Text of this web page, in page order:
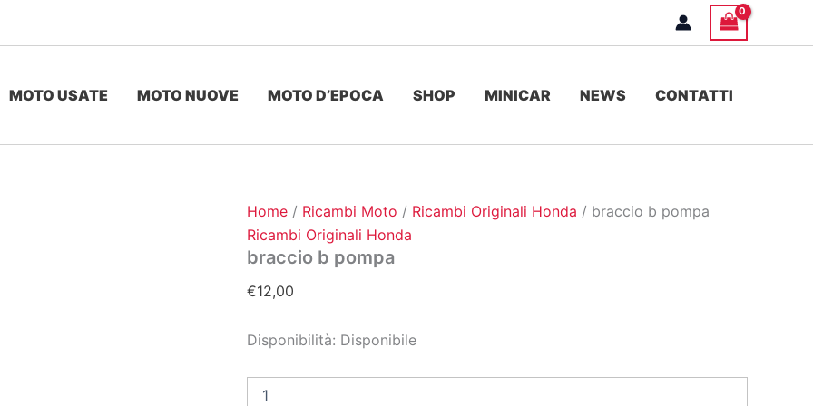
MOTO USATE MOTO NUOVE MOTO D’EPOCA SHOP MINICAR NEWS CONTATTI
Home / Ricambi Moto / Ricambi Originali Honda / braccio b pompa
Ricambi Originali Honda
braccio b pompa
€12,00
Disponibilità: Disponibile